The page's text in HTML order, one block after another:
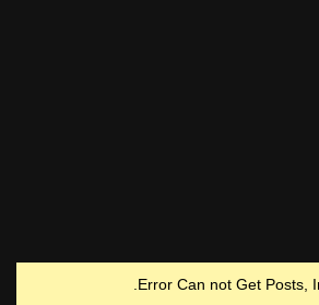
Error Can not Get Posts,